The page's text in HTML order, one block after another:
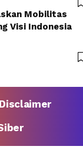
Mobilitas
Visi Indonesia
Disclaimer